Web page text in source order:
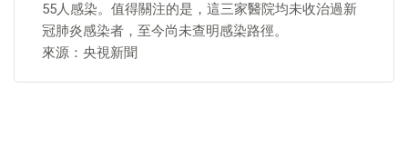
55人感染。值得關注的是，這三家醫院均未收治過新
冠肺炎感染者，至今尚未查明感染路徑。
來源：央視新聞